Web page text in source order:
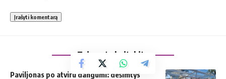
Taip pat skaitykite
Paviljonas po atviru dangumi: dešimtys